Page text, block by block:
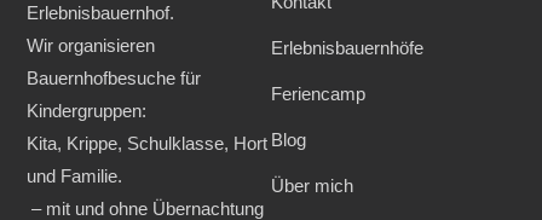
Erlebnisbauernhof.
Wir organisieren
Bauernhofbesuche für
Kindergruppen:
Kita, Krippe, Schulklasse, Hort
und Familie.
– mit und ohne Übernachtung
Erlebnisbauernhöfe
Feriencamp
Blog
Über mich